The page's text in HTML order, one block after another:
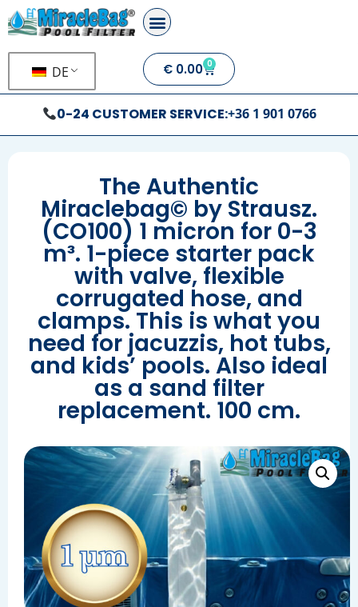
DE € 0.00 0
0-24 CUSTOMER SERVICE:+36 1 901 0766
The Authentic
Miraclebag© by Strausz.
(CO100) 1 micron for 0-3
m³. 1-piece starter pack
with valve, flexible
corrugated hose, and
clamps. This is what you
need for jacuzzis, hot tubs,
and kids’ pools. Also ideal
as a sand filter
replacement. 100 cm.